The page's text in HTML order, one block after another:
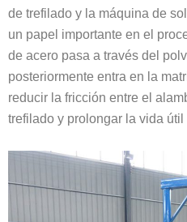
de trefilado y la máquina de
un papel importante en el
de acero pasa a través del
posteriormente entra en la
reducir la fricción entre el
trefilado y prolongar la vida